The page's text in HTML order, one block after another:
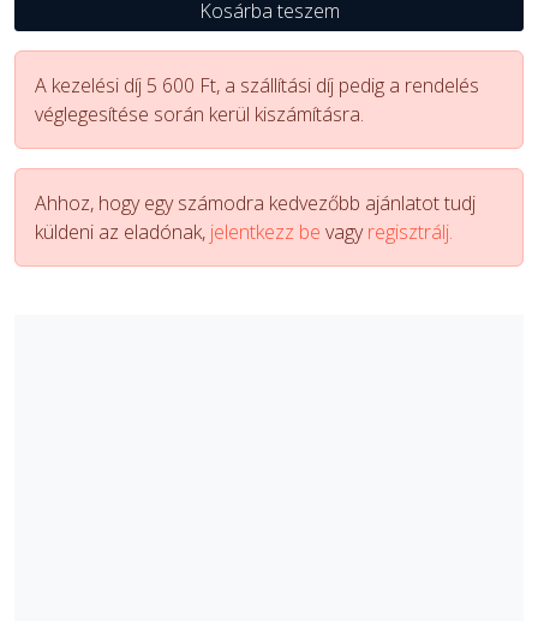
Kosárba teszem
A kezelési díj 5 600 Ft, a szállítási díj pedig a rendelés
véglegesítése során kerül kiszámításra.
Ahhoz, hogy egy számodra kedvezőbb ajánlatot tudj
küldeni az eladónak, jelentkezz be vagyregisztrálj.